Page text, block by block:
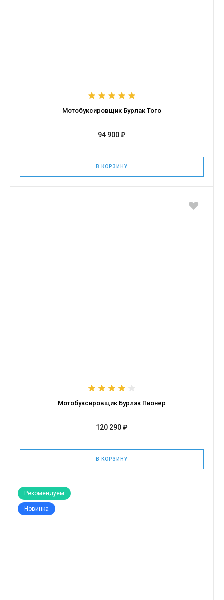
Мотобуксировщик Бурлак Того
94 900 ₽
В КОРЗИНУ
Мотобуксировщик Бурлак Пионер
120 290 ₽
В КОРЗИНУ
Рекомендуем
Новинка